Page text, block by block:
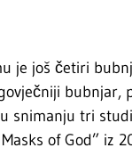
je još četiri
bubnjar,
snimanju tri
of God” iz